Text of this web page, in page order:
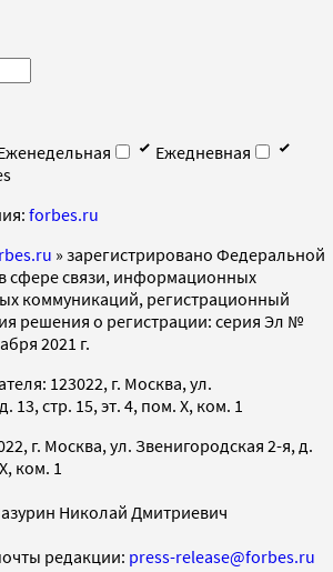
Ежедневная
forbes.ru
» зарегистрировано Федеральной
сфере связи, информационных
коммуникаций, регистрационный
решения о регистрации: серия Эл №
2021 г.
123022, г. Москва, ул.
13, стр. 15, эт. 4, пом. X, ком. 1
г. Москва, ул. Звенигородская 2-я, д.
ком. 1
Николай Дмитриевич
редакции: press-release@forbes.ru